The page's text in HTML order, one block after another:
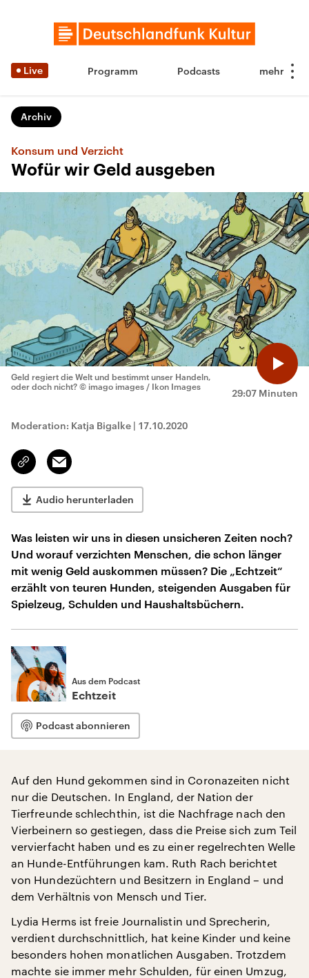
Live Programm Podcasts
Archiv
Konsum und Verzicht
Wofür wir Geld ausgeben
29:07 Minuten
Geld regiert die Welt und bestimmt unser Handeln,
oder doch nicht? © imago images / Ikon Images
Moderation: Katja Bigalke | 17.10.2020
Link
kopieren/teilen
Email
Audio herunterladen
Was leisten wir uns in diesen unsicheren Zeiten noch?
Und worauf verzichten Menschen, die schon länger
mit wenig Geld auskommen müssen? Die „Echtzeit“
erzählt von teuren Hunden, steigenden Ausgaben für
Spielzeug, Schulden und Haushaltsbüchern.
Aus dem Podcast
Echtzeit
Podcast abonnieren
Auf den Hund gekommen sind in Coronazeiten nicht
nur die Deutschen. In England, der Nation der
Tierfreunde schlechthin, ist die Nachfrage nach den
Vierbeinern so gestiegen, dass die Preise sich zum Teil
vervierfacht haben und es zu einer regelrechten Welle
an Hunde-Entführungen kam. Ruth Rach berichtet
von Hundezüchtern und Besitzern in England – und
dem Verhältnis von Mensch und Tier.
Lydia Herms ist freie Journalistin und Sprecherin,
verdient durchschnittlich, hat keine Kinder und keine
besonders hohen monatlichen Ausgaben. Trotzdem
machte sie immer mehr Schulden, für einen Umzug,